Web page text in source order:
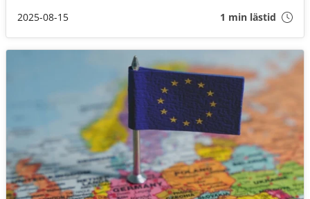
2025-08-15
1 min lästid